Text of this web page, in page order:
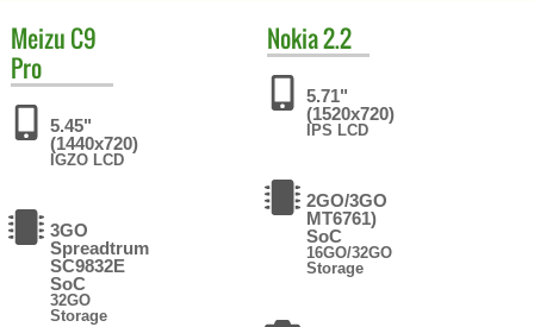
Meizu C9
Pro
5.45"
(1440x720)
IGZO LCD
3GO
Spreadtrum
SC9832E
SoC
32GO
Storage
Nokia2.2
5.71"
(1520x720)
IPS LCD
2GO/3GO
MT6761)
SoC
16GO/32GO
Storage